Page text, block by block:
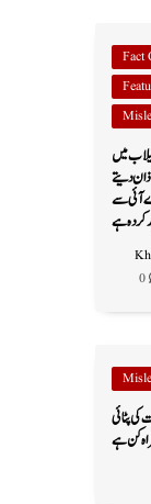
Fact
میں
دیتے
آئی سے
کردہ ہے
0
پٹائی
کن ہے